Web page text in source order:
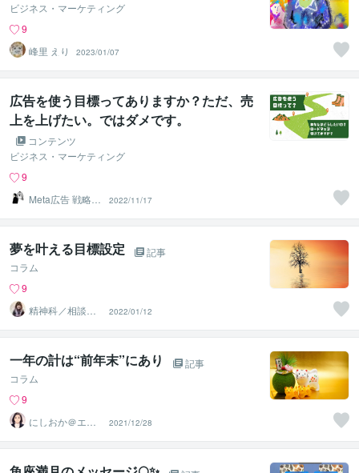
ビジネス・マーケティング
9
峰里 えり
2023/01/07
広告を使う目標ってありますか？ただ、売
上を上げたい。ではダメです。
コンテンツ
ビジネス・マーケティング
9
Meta広告 戦略マ
ーケター しぃ～
ま
2022/11/17
夢を叶える目標設定
記事
コラム
9
精神科／相談員
＊ 峰川みゆう
2022/01/12
一年の計は“前年末”にあり
記事
コラム
9
にしおか＠エン
パワメントカウ
ンセラー
2021/12/28